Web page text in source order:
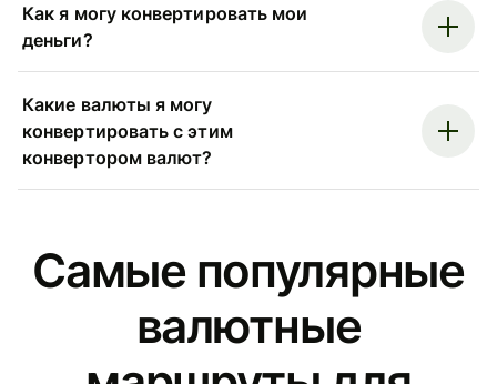
Как я могу конвертировать мои
деньги?
Какие валюты я могу
конвертировать с этим
конвертором валют?
Самые популярные
валютные